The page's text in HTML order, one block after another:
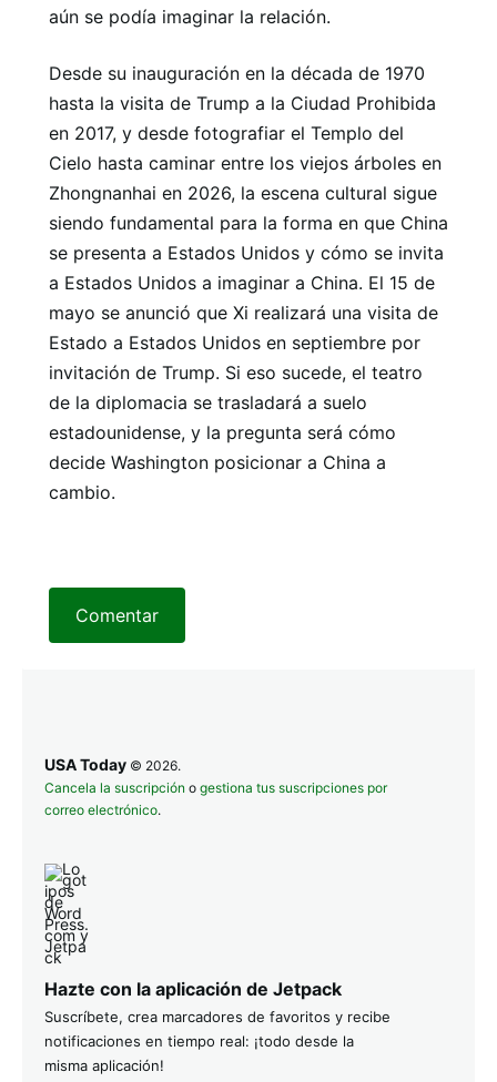
aún se podía imaginar la relación.
Desde su inauguración en la década de 1970
hasta la visita de Trump a la Ciudad Prohibida
en 2017, y desde fotografiar el Templo del
Cielo hasta caminar entre los viejos árboles en
Zhongnanhai en 2026, la escena cultural sigue
siendo fundamental para la forma en que China
se presenta a Estados Unidos y cómo se invita
a Estados Unidos a imaginar a China. El 15 de
mayo se anunció que Xi realizará una visita de
Estado a Estados Unidos en septiembre por
invitación de Trump. Si eso sucede, el teatro
de la diplomacia se trasladará a suelo
estadounidense, y la pregunta será cómo
decide Washington posicionar a China a
cambio.
Comentar
USA Today © 2026.
Cancela la suscripción o gestiona tus suscripciones por
correo electrónico.
Hazte con la aplicación de Jetpack
Suscríbete, crea marcadores de favoritos y recibe
notificaciones en tiempo real: ¡todo desde la
misma aplicación!